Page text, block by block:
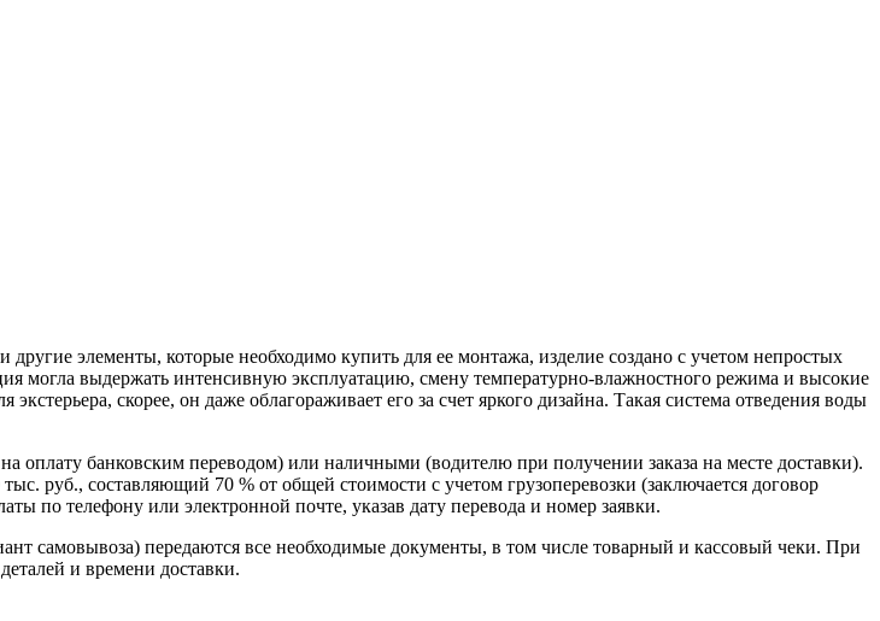
элементы, которые необходимо купить для ее монтажа, изделие создано с учетом непростых
могла выдержать интенсивную эксплуатацию, смену температурно-влажностного режима и высокие
скорее, он даже облагораживает его за счет яркого дизайна. Такая система отведения воды
оплату банковским переводом) или наличными (водителю при получении заказа на месте доставки).
руб., составляющий 70 % от общей стоимости с учетом грузоперевозки (заключается договор
по телефону или электронной почте, указав дату перевода и номер заявки.
самовывоза) передаются все необходимые документы, в том числе товарный и кассовый чеки. При
и времени доставки.